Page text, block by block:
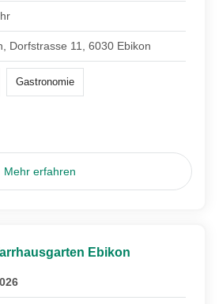
Dorfstrasse 11, 6030 Ebikon
Gastronomie
Mehr erfahren
Ebikon